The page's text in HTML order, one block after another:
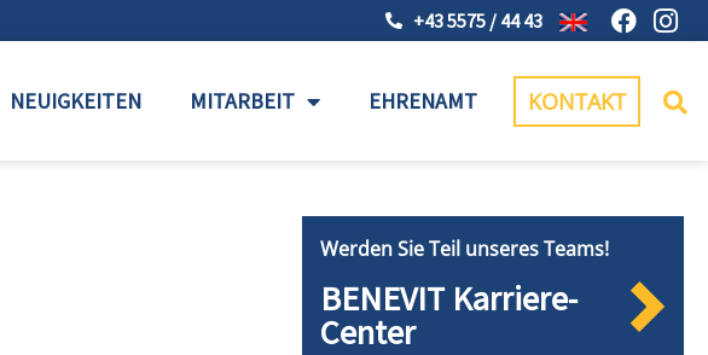
+43 5575 / 44 43
NEUIGKEITEN MITARBEIT EHRENAMT KONTAKT
Werden Sie Teil unseres Teams!
BENEVIT Karriere-
Center